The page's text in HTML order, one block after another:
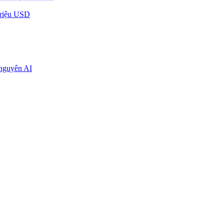
USD
AI